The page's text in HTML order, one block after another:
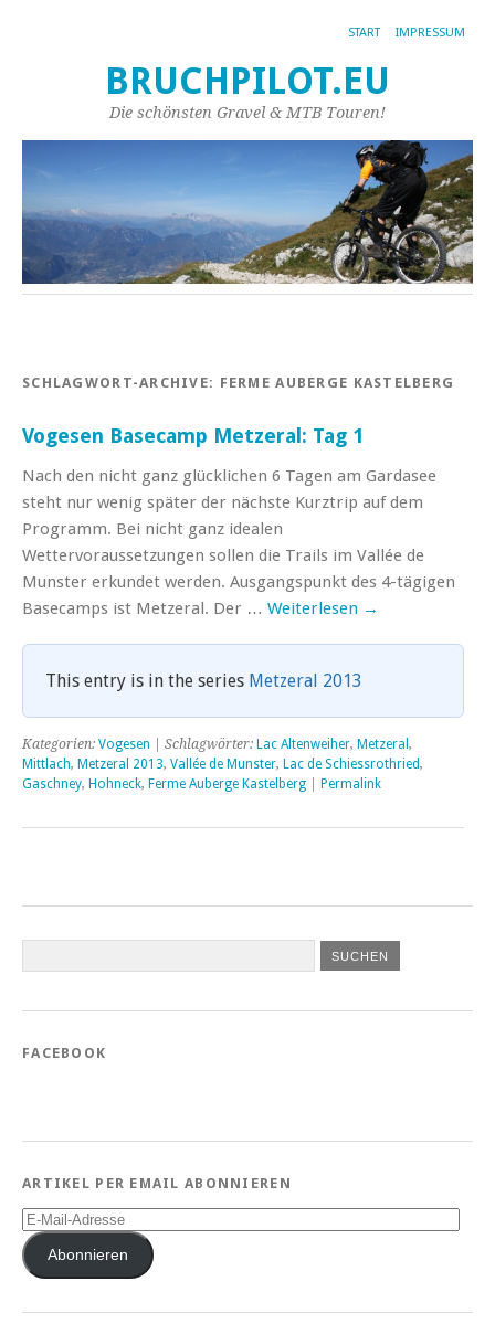
START IMPRESSUM
BRUCHPILOT.EU
Die schönsten Gravel & MTB Touren!
SCHLAGWORT-ARCHIVE: FERME AUBERGE KASTELBERG
Vogesen Basecamp Metzeral: Tag 1
Nach den nicht ganz glücklichen 6 Tagen am Gardasee
steht nur wenig später der nächste Kurztrip auf dem
Programm. Bei nicht ganz idealen
Wettervoraussetzungen sollen die Trails im Vallée de
Munster erkundet werden. Ausgangspunkt des 4-tägigen
Basecamps ist Metzeral. Der … Weiterlesen →
This entry is in the series Metzeral 2013
Kategorien: Vogesen | Schlagwörter: Lac Altenweiher, Metzeral ,
Mittlach, Metzeral 2013, Vallée de Munster, Lac de Schiessrothried,
Gaschney, Hohneck, Ferme Auberge Kastelberg Permalink
FACEBOOK
ARTIKEL PER EMAIL ABONNIEREN
E-
Mail-
AdresseAbonnieren